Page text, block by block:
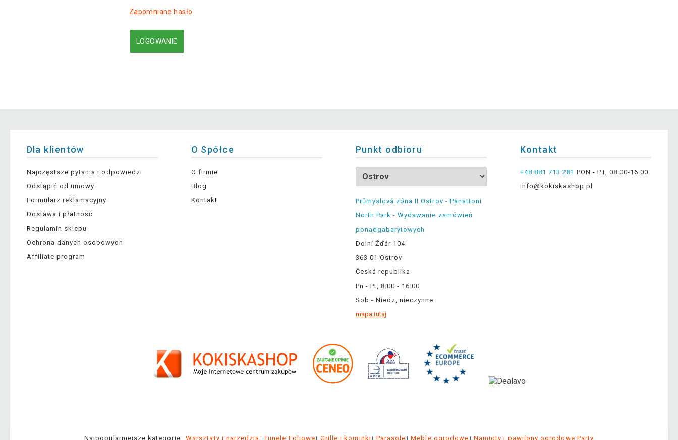
Zapomniane hasło
Dla klientów
Najczęstsze pytania i odpowiedzi
Odstąpić od umowy
Formularz reklamacyjny
Dostawa i płatność
Regulamin sklepu
Ochrona danych osobowych
Affiliate program
O Spółce
O firmie
Blog
Kontakt
Punkt odbioru
Průmyslová zóna II Ostrov - Panattoni
North Park - Wydawanie zamówień
ponadgabarytowych
Dolní Žďár 104
363 01 Ostrov
Česká republika
Pn - Pt, 8:00 - 16:00
Sob - Niedz, nieczynne
mapa tutaj
Kontakt
+48 881 713 281 PON - PT, 08:00-16:00
info@kokiskashop.pl
Najpopularniejsze kategorie: Warsztaty i narzędzia Tunele Foliowe Grille i kominki Parasole Meble ogrodowe Namioty i pawilony ogrodowe Party